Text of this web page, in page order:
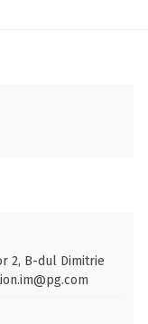
2, B-dul Dimitrie